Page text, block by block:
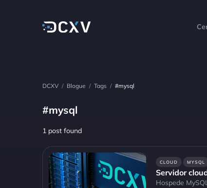
DCXV / Blogue / Tags / #mysql
#mysql
1 post found
CLOUD MYSQL
Servidor
Hospede